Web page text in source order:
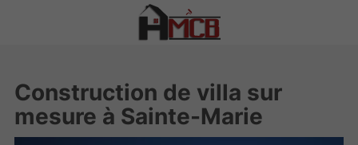
Construction de villa sur
mesure à Sainte-Marie